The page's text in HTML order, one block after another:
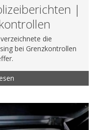
|
die
bei Grenzkontrollen